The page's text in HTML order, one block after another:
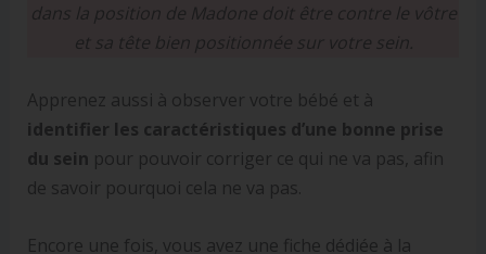
dans la position de Madone doit être contre le vôtre
et sa tête bien positionnée sur votre sein.
Apprenez aussi à observer votre bébé et à
identifier les caractéristiques d’une bonne prise
du sein pour pouvoir corriger ce qui ne va pas, afin
de savoir pourquoi cela ne va pas.
Encore une fois, vous avez une fiche dédiée à la